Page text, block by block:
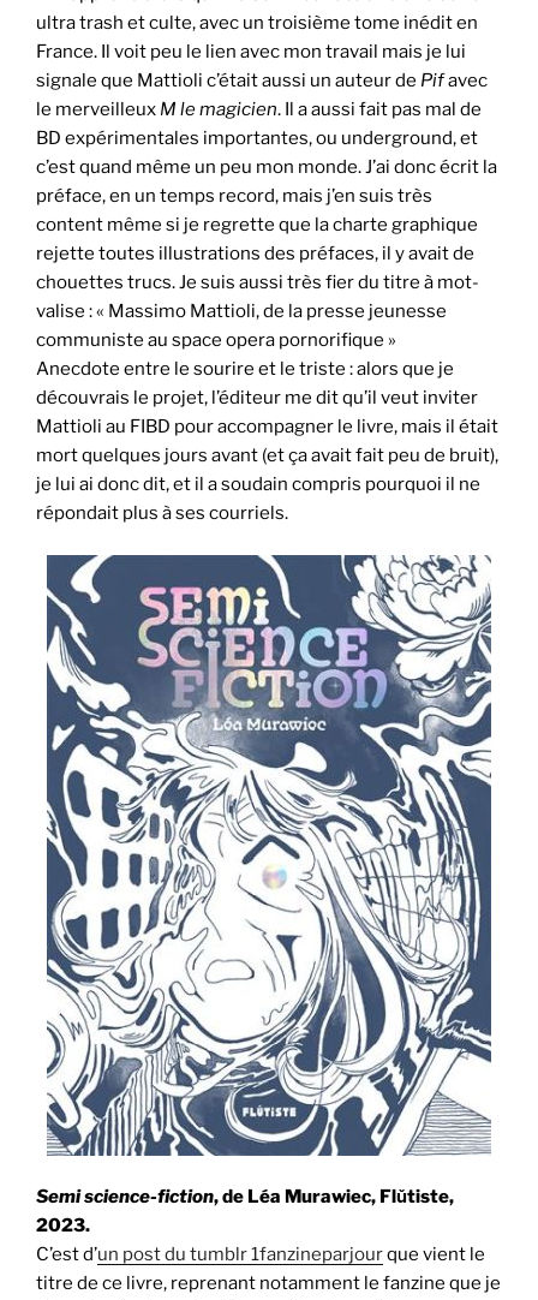
ultra trash et culte, avec un troisième tome inédit en
France. Il voit peu le lien avec mon travail mais je lui
signale que Mattioli c’était aussi un auteur de Pifavec
le merveilleux M le magicien. Il a aussi fait pas mal de
BD expérimentales importantes, ou underground, et
c’est quand même un peu mon monde. J’ai donc écrit la
préface, en un temps record, mais j’en suis très
content même si je regrette que la charte graphique
rejette toutes illustrations des préfaces, il y avait de
chouettes trucs. Je suis aussi très fier du titre à mot-
valise : « Massimo Mattioli, de la presse jeunesse
communiste au space opera pornorifique »
Anecdote entre le sourire et le triste : alors que je
découvrais le projet, l’éditeur me dit qu’il veut inviter
Mattioli au FIBD pour accompagner le livre, mais il était
mort quelques jours avant (et ça avait fait peu de bruit),
je lui ai donc dit, et il a soudain compris pourquoi il ne
répondait plus à ses courriels.
Semi science-fiction, de Léa Murawiec, Flǔtiste,
2023.
C’est d’un post du tumblr 1fanzineparjourque vient le
titre de ce livre, reprenant notamment le fanzine que je